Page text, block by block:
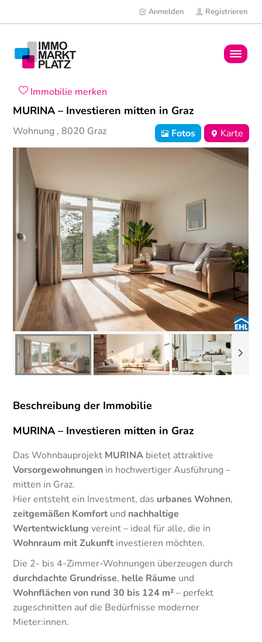
Anmelden Registrieren
Immobilien
Mitglieder
Immobilie merken
MURINA – Investieren mitten in Graz
Wohnung , 8020 Graz Fotos Karte
Beschreibung der Immobilie
MURINA – Investieren mitten in Graz
Das Wohnbauprojekt MURINA bietet attraktive
Vorsorgewohnungen in hochwertiger Ausführung –
mitten in Graz.
Hier entsteht ein Investment, das urbanes Wohnen,
zeitgemäßen Komfort und nachhaltige
Wertentwicklung vereint – ideal für alle, die in
Wohnraum mit Zukunft investieren möchten.
Die 2- bis 4-Zimmer-Wohnungen überzeugen durch
durchdachte Grundrisse, helle Räume und
Wohnflächen von rund 30 bis 124 m²– perfekt
zugeschnitten auf die Bedürfnisse moderner
Mieter:innen.